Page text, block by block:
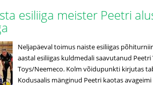
esiliiga meister Peetri
Neljapäeval toimus naiste esiliigas
aastal esiliigas kuldmedali saavutanud
Toys/Neemeco. Kolm võidupunkti kirjutas
Kodusaalis mänginud Peetri kaotas